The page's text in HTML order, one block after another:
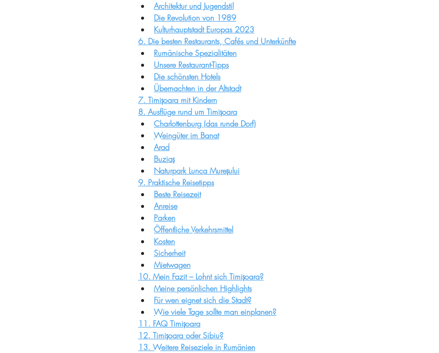
Architektur und Jugendstil
Die Revolution von 1989
Kulturhauptstadt Europas 2023
6. Die besten Restaurants, Cafés und Unterkünfte
Rumänische Spezialitäten
Unsere Restaurant-Tipps
Die schönsten Hotels
Übernachten in der Altstadt
7. Timișoara mit Kindern
8. Ausflüge rund um Timișoara
Charlottenburg (das runde Dorf)
Weingüter im Banat
Arad
Buziaș
Naturpark Lunca Mureșului
9. Praktische Reisetipps
Beste Reisezeit
Anreise
Parken
Öffentliche Verkehrsmittel
Kosten
Sicherheit
Mietwagen
10. Mein Fazit – Lohnt sich Timișoara?
Meine persönlichen Highlights
Für wen eignet sich die Stadt?
Wie viele Tage sollte man einplanen?
11. FAQ Timișoara
12. Timișoara oder Sibiu?
13. Weitere Reiseziele in Rumänien